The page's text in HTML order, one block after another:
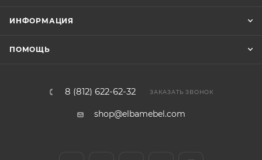
ИНФОРМАЦИЯ
ПОМОЩЬ
8 (812) 622-62-32 ЗАКАЗАТЬ ЗВОНОК
shop@elbamebel.com